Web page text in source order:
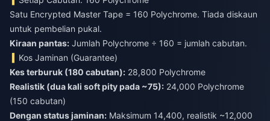
Satu Encrypted Master Tape = 160 Polychrome. Tiada diskaun
untuk pembelian pukal.
Kiraan pantas: Jumlah Polychrome ÷ 160 = jumlah cabutan.
Kos Jaminan (Guarantee)
Kes terburuk (180 cabutan): 28,800 Polychrome
Realistik (dua kali soft pity pada ~75): 24,000 Polychrome
(150 cabutan)
Dengan status jaminan: Maksimum 14,400, realistik ~12,000